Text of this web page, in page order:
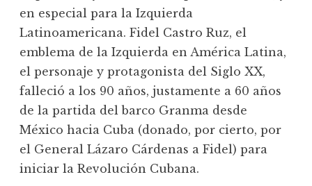
en especial para la Izquierda
Latinoamericana. Fidel Castro Ruz, el
emblema de la Izquierda en América Latina,
el personaje y protagonista del Siglo XX,
falleció a los 90 años, justamente a 60 años
de la partida del barco Granma desde
México hacia Cuba (donado, por cierto, por
el General Lázaro Cárdenas a Fidel) para
iniciar la Revolución Cubana.